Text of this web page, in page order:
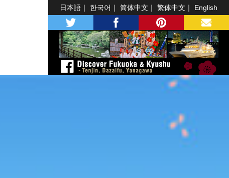
日本語 한국어 简体中文 繁体中文 English
twitter facebook pinterest MAIL